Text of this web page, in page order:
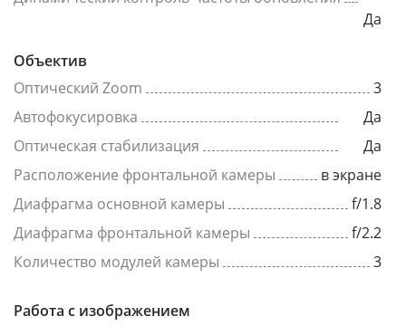
Да
Объектив
Оптический Zoom
3
Автофокусировка
Да
Оптическая стабилизация
Да
Расположение фронтальной камеры
в экране
Диафрагма основной камеры
f/1.8
Диафрагма фронтальной камеры
f/2.2
Количество модулей камеры
3
Работа с изображением